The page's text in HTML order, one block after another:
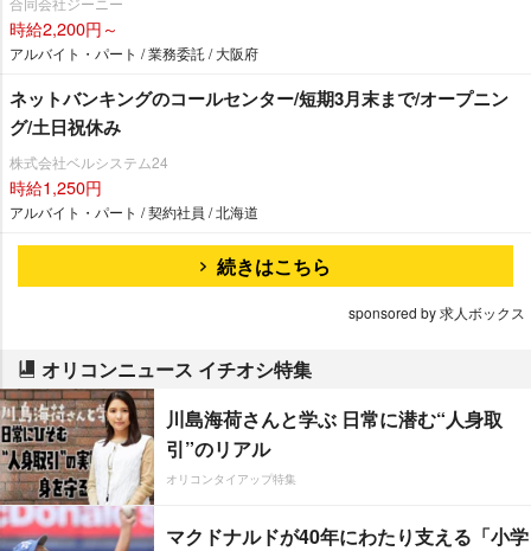
時給2,200円～
アルバイト・パート / 業務委託 / 大阪府
ネットバンキングのコールセンター/短期3月末まで/オープニン
グ/土日祝休み
株式会社ベルシステム24
時給1,250円
アルバイト・パート / 契約社員 / 北海道
続きはこちら
sponsored by 求人ボックス
オリコンニュース イチオシ特集
川島海荷さんと学ぶ 日常に潜む“人身取
引”のリアル
オリコンタイアップ特集
マクドナルドが40年にわたり支える「小学